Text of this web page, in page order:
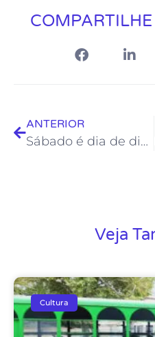
ANTERIOR
Sábado é dia de diversão em Rocha Leão
Veja
Cultura